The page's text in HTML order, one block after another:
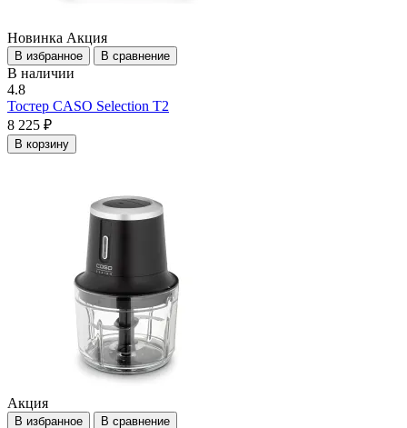
Новинка Акция
В избранное В сравнение
В наличии
4.8
Тостер CASO Selection T2
8 225 ₽
В корзину
Акция
В избранное В сравнение